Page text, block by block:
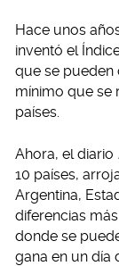
Hace unos
inventó el
que se pueden
mínimo que se
países.
Ahora, el diario
10 países,
Argentina,
diferencias
donde se
gana en un día